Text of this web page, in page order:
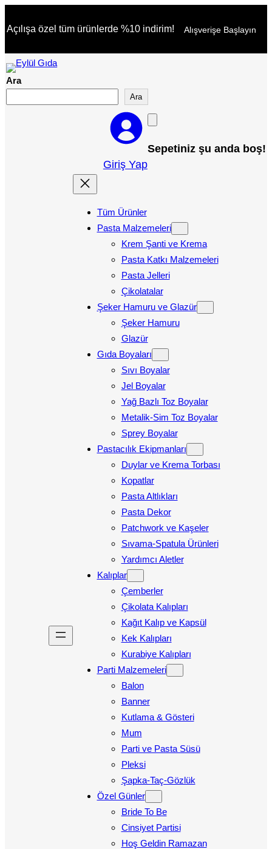
geç
Açılışa özel tüm ürünlerde %10 indirim! Alışverişe Başlayın
Ara
Ara
Giriş Yap
Sepetiniz şu anda boş!
Tüm Ürünler
Pasta Malzemeleri
Krem Şanti ve Krema
Pasta Katkı Malzemeleri
Pasta Jelleri
Çikolatalar
Şeker Hamuru ve Glazür
Şeker Hamuru
Glazür
Gıda Boyaları
Sıvı Boyalar
Jel Boyalar
Yağ Bazlı Toz Boyalar
Metalik-Sim Toz Boyalar
Sprey Boyalar
Pastacılık Ekipmanları
Duylar ve Krema Torbası
Kopatlar
Pasta Altlıkları
Pasta Dekor
Patchwork ve Kaşeler
Sıvama-Spatula Ürünleri
Yardımcı Aletler
Kalıplar
Çemberler
Çikolata Kalıpları
Kağıt Kalıp ve Kapsül
Kek Kalıpları
Kurabiye Kalıpları
Parti Malzemeleri
Balon
Banner
Kutlama & Gösteri
Mum
Parti ve Pasta Süsü
Pleksi
Şapka-Taç-Gözlük
Özel Günler
Bride To Be
Cinsiyet Partisi
Hoş Geldin Ramazan